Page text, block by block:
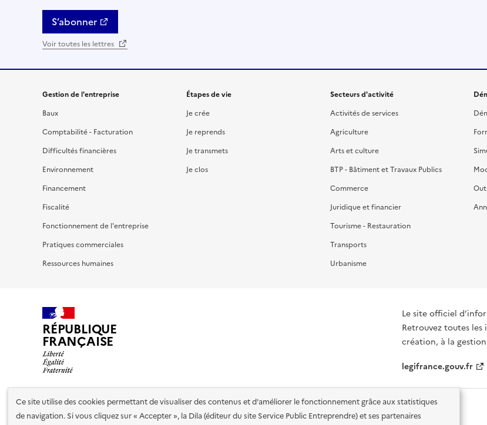
Ce site utilise des cookies permettant de visualiser des contenus et d'améliorer le fonctionnement grâce aux statistiques
de navigation. Si vous cliquez sur « Accepter », la Dila (éditeur du site Service Public Entreprendre) et ses partenaires
S’abonner
Voir toutes les lettres
Gestion de l'entreprise
Baux
Comptabilité - Facturation
Difficultés financières
Environnement
Financement
Fiscalité
Fonctionnement de l'entreprise
Pratiques commerciales
Ressources humaines
Étapes de vie
Je crée
Je reprends
Je transmets
Je clos
Secteurs d'activité
Activités de services
Agriculture
Arts et culture
BTP - Bâtiment et Travaux Publics
Commerce
Juridique et financier
Tourisme - Restauration
Transports
Urbanisme
RÉPUBLIQUE
FRANÇAISE
Le site officiel
Retrouvez toutes
création, à la
legifrance.gouv.fr
Nos partenaires